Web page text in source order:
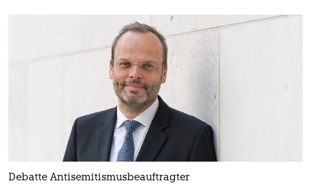
Debatte Antisemitismusbeauftragter